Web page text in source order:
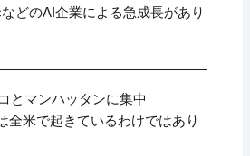
どのAI企業による急成長があり
とマンハッタンに集中
全米で起きているわけではあり